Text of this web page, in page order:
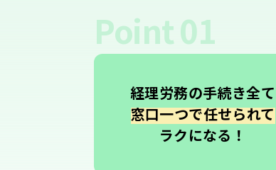
Point01
経理労務の手続き全て
窓口一つで任せられて
ラクになる！